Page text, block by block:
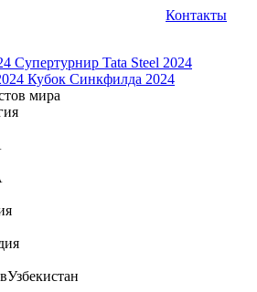
Контакты
Супертурнир Tata Steel 2024
Кубок Синкфилда 2024
мира
Узбекистан